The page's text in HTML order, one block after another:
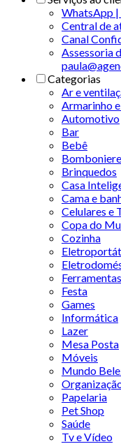
WhatsApp
Central de
Canal
Assessoria
Categorias
Ar e
Armarinho
Automotivo
Bar
Bebê
Bomboniere
Brinquedos
Casa
Cama e
Celulares e
Copa do
Cozinha
Festa
Games
Informática
Lazer
Mesa Posta
Móveis
Mundo
Papelaria
Pet Shop
Saúde
Tv e Vídeo